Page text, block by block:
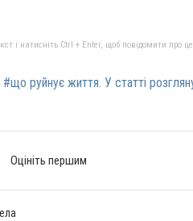
і натисніть Ctrl + Enter, щоб повідомити про
#що руйнує життя. У статті
Оцініть першим